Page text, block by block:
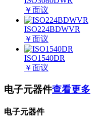
￥ 面议
ISO224BDWVR
￥ 面议
ISO1540DR
￥ 面议
电子元器件查看更多
电子元器件